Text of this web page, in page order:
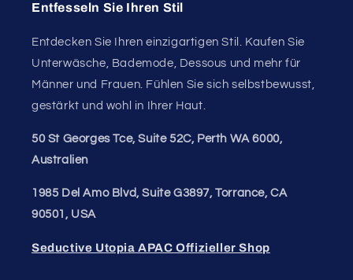
Entfesseln Sie Ihren Stil
Entdecken Sie Ihren einzigartigen Stil. Kaufen Sie
Unterwäsche, Bademode, Dessous und mehr für
Männer und Frauen. Fühlen Sie sich selbstbewusst,
gestärkt und wohl in Ihrer Haut.
50 St Georges Tce, Suite 52C, Perth WA 6000,
Australien
1985 Del Amo Blvd, Suite G3897, Torrance, CA
90501, USA
Seductive Utopia APAC Offizieller Shop